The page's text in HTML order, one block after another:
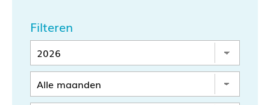
Filteren